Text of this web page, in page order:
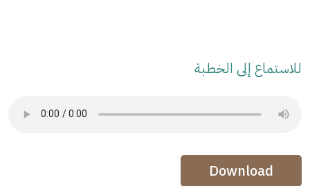
للاستماع إلى الخطبة
Audio Stream
Audio Stream
Download